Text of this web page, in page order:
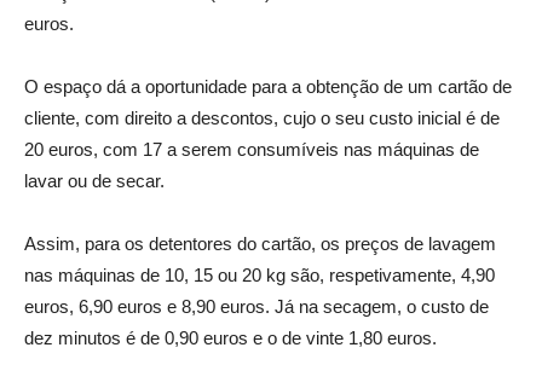
euros.
O espaço dá a oportunidade para a obtenção de um cartão de
cliente, com direito a descontos, cujo o seu custo inicial é de
20 euros, com 17 a serem consumíveis nas máquinas de
lavar ou de secar.
Assim, para os detentores do cartão, os preços de lavagem
nas máquinas de 10, 15 ou 20 kg são, respetivamente, 4,90
euros, 6,90 euros e 8,90 euros. Já na secagem, o custo de
dez minutos é de 0,90 euros e o de vinte 1,80 euros.